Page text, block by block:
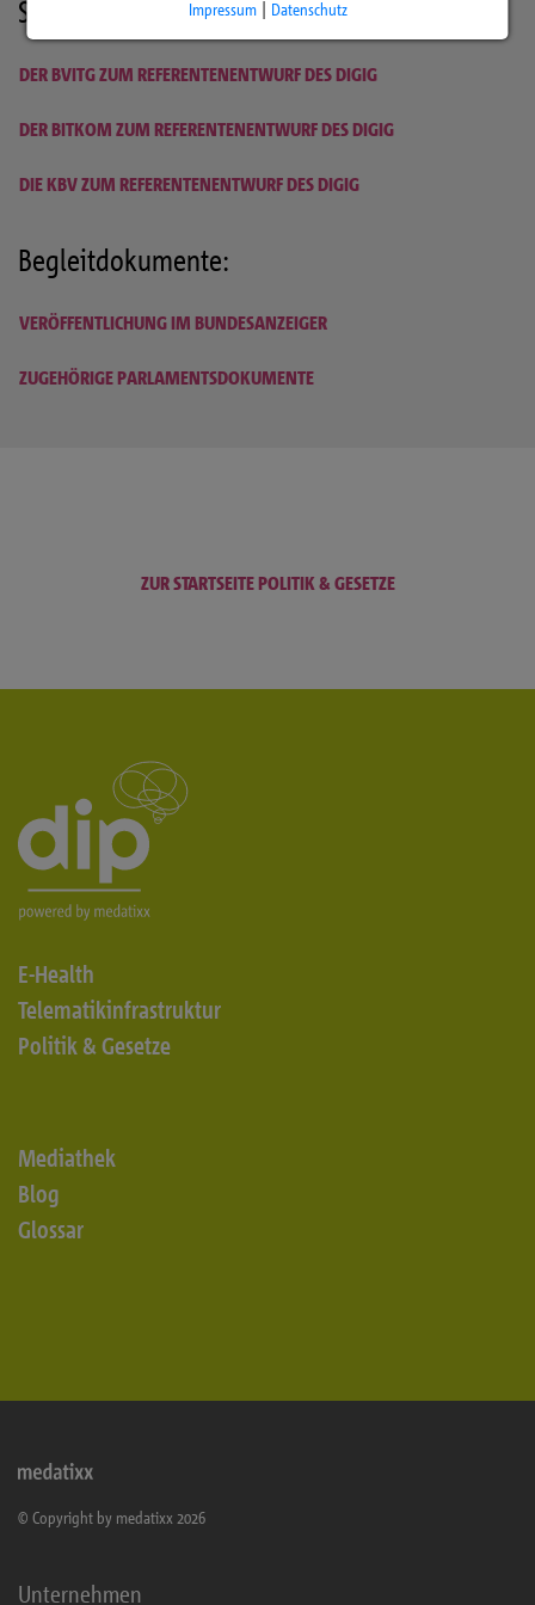
Stellungnahmen:
DER BVITG ZUM REFERENTENENTWURF DES DIGIG
DER BITKOM ZUM REFERENTENENTWURF DES DIGIG
DIE KBV ZUM REFERENTENENTWURF DES DIGIG
Begleitdokumente:
VERÖFFENTLICHUNG IM BUNDESANZEIGER
ZUGEHÖRIGE PARLAMENTSDOKUMENTE
ZUR STARTSEITE POLITIK & GESETZE
E-Health
Telematikinfrastruktur
Politik & Gesetze
Mediathek
Blog
Glossar
© Copyright by medatixx 2026
Unternehmen
Impressum| Datenschutz